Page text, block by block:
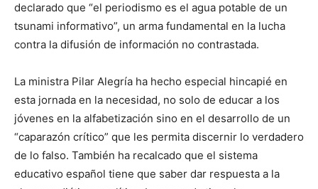
declarado que “el periodismo es el agua potable de un
tsunami informativo”, un arma fundamental en la lucha
contra la difusión de información no contrastada.
La ministra Pilar Alegría ha hecho especial hincapié en
esta jornada en la necesidad, no solo de educar a los
jóvenes en la alfabetización sino en el desarrollo de un
“caparazón crítico” que les permita discernir lo verdadero
de lo falso. También ha recalcado que el sistema
educativo español tiene que saber dar respuesta a la